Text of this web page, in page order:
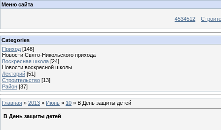
Меню сайта
4534512
Categories
Приход [148]
Новости Свято-Никольского прихода
Воскресная школа [24]
Новости воскресной школы
Лекторий [51]
Строительство [13]
Район [37]
Главная » 2013 » Июнь » 10 » В День защиты детей
В День защиты детей